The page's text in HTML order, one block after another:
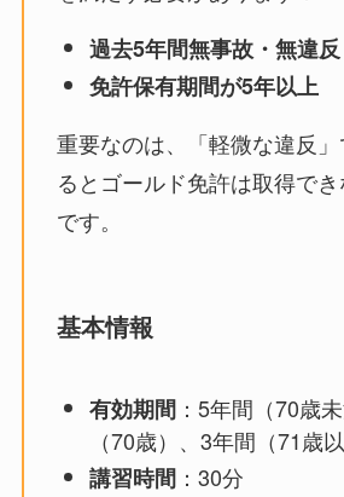
過去5年間無事故・無違反
免許保有期間が5年以上
重要なのは、「軽微な違反
るとゴールド免許は取得で
です。
基本情報
有効期間：5年間（70歳
（70歳）、3年間（71歳以
講習時間：30分